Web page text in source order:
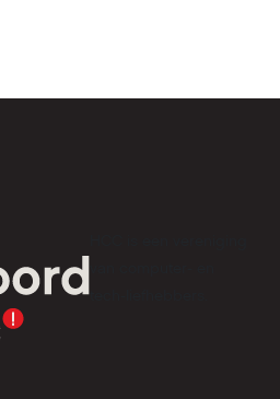
tech-liefhebbers.